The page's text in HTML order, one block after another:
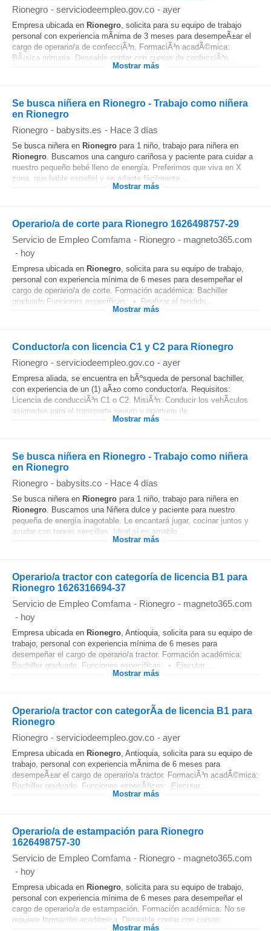
Rionegro - serviciodeempleo.gov.co - ayer
Empresa ubicada en Rionegro, solicita para su equipo de trabajo
personal con experiencia mÃ­nima de 3 meses para desempeÃ±ar el
cargo de operario/a de confecciÃ³n. FormaciÃ³n acadÃ©mica:
BÃ¡sica primaria. Deseable contar con cursos de confecciÃ³n...
Mostrar más
Se busca niñera en Rionegro - Trabajo como niñera
en Rionegro
Rionegro - babysits.es - Hace 3 días
Se busca niñera en Rionegro para 1 niño, trabajo para niñera en
Rionegro. Buscamos una canguro cariñosa y paciente para cuidar a
nuestro pequeño bebé lleno de energía. Preferimos que viva en X
zona, que hable español y se adapte fácilmente...
Mostrar más
Operario/a de corte para Rionegro 1626498757-29
Servicio de Empleo Comfama - Rionegro - magneto365.com
- hoy
Empresa ubicada en Rionegro, solicita para su equipo de trabajo,
personal con experiencia mínima de 6 meses para desempeñar el
cargo de operario/a de corte. Formación académica: Bachiller
graduado Funciones específicas: • Realizar el tendido...
Mostrar más
Conductor/a con licencia C1 y C2 para Rionegro
Rionegro - serviciodeempleo.gov.co - ayer
Empresa aliada, se encuentra en bÃºsqueda de personal bachiller,
con experiencia de un (1) aÃ±o como conductor/a. Requisitos:
Licencia de conducciÃ³n C1 o C2. MisiÃ³n: Conducir los vehÃ­culos
asignados para el transporte seguro y oportuno de...
Mostrar más
Se busca niñera en Rionegro - Trabajo como niñera
en Rionegro
Rionegro - babysits.co - Hace 4 días
Se busca niñera en Rionegro para 1 niño, trabajo para niñera en
Rionegro. Buscamos una Niñera dulce y paciente para nuestro
pequeña de energía inagotable. Le encantará jugar, cocinar juntos y
ayudar con tareas sencillas. Ideal si es amable...
Mostrar más
Operario/a tractor con categoría de licencia B1 para
Rionegro 1626316694-37
Servicio de Empleo Comfama - Rionegro - magneto365.com
- hoy
Empresa ubicada en Rionegro, Antioquia, solicita para su equipo de
trabajo, personal con experiencia mínima de 6 meses para
desempeñar el cargo de operario/a tractor. Formación académica:
Bachiller graduado. Funciones específicas: • Ejecutar...
Mostrar más
Operario/a tractor con categorÃ­a de licencia B1 para
Rionegro
Rionegro - serviciodeempleo.gov.co - ayer
Empresa ubicada en Rionegro, Antioquia, solicita para su equipo de
trabajo, personal con experiencia mÃ­nima de 6 meses para
desempeÃ±ar el cargo de operario/a tractor. FormaciÃ³n acadÃ©mica:
Bachiller graduado. Funciones especÃ­ficas: -Ejecutar...
Mostrar más
Operario/a de estampación para Rionegro
1626498757-30
Servicio de Empleo Comfama - Rionegro - magneto365.com
- hoy
Empresa ubicada en Rionegro, solicita para su equipo de trabajo,
personal con experiencia mínima de 6 meses para desempeñar el
cargo de operario/a de estampación. Formación académica: No se
requiere formación académica. Deseable contar con cursos...
Mostrar más